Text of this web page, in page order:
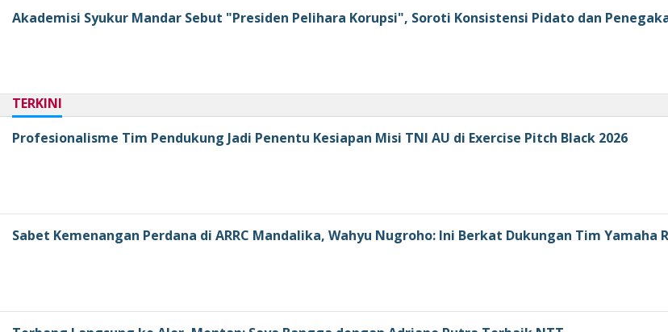
Akademisi Syukur Mandar Sebut "Presiden Pelihara Korupsi", Soroti Konsistensi Pidato dan
TERKINI
Profesionalisme Tim Pendukung Jadi Penentu Kesiapan Misi TNI AU di Exercise Pitch Black 2026
Sabet Kemenangan Perdana di ARRC Mandalika, Wahyu Nugroho: Ini Berkat Dukungan Tim Yamaha